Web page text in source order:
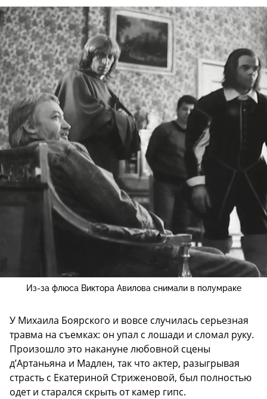
Из-за флюса Виктора Авилова снимали в полумраке
У Михаила Боярского и вовсе случилась серьезная
травма на съемках: он упал с лошади и сломал руку.
Произошло это накануне любовной сцены
д’Артаньяна и Мадлен, так что актер, разыгрывая
страсть с Екатериной Стриженовой, был полностью
одет и старался скрыть от камер гипс.